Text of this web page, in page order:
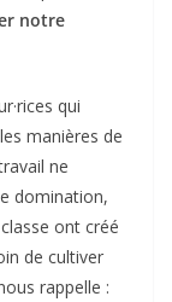
notre
qui
manières de
ne
domination,
ont créé
de cultiver
rappelle :